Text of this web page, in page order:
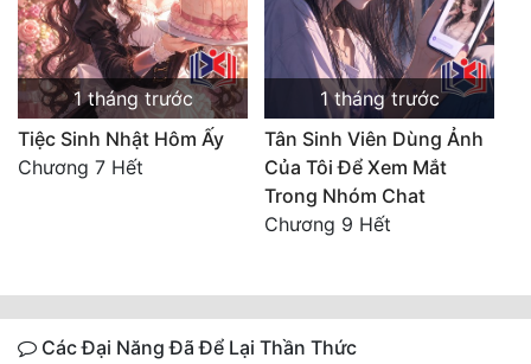
1 tháng trước
Tiệc Sinh Nhật Hôm Ấy
Chương 7 Hết
1 tháng trước
Tân Sinh Viên Dùng Ảnh
Của Tôi Để Xem Mắt
Trong Nhóm Chat
Chương 9 Hết
Các Đại Năng Đã Để Lại Thần Thức